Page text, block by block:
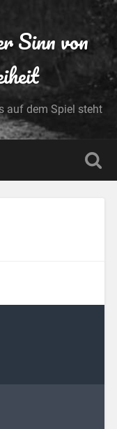
Sinn von
auf dem Spiel steht